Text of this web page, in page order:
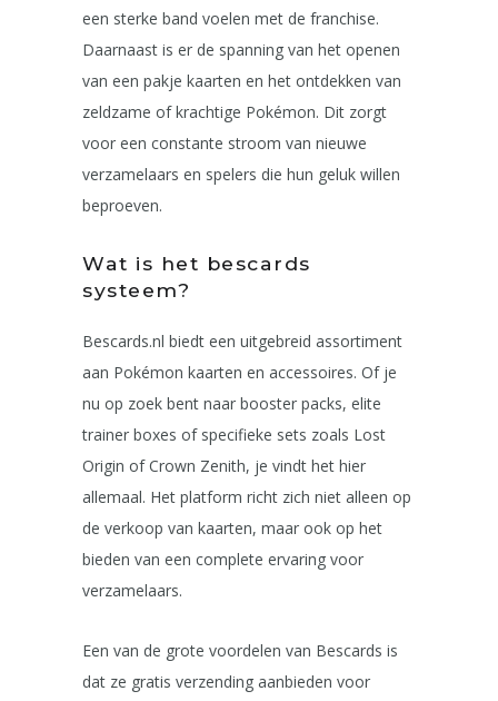
een sterke band voelen met de franchise.
Daarnaast is er de spanning van het openen
van een pakje kaarten en het ontdekken van
zeldzame of krachtige Pokémon. Dit zorgt
voor een constante stroom van nieuwe
verzamelaars en spelers die hun geluk willen
beproeven.
Wat is het bescards
systeem?
Bescards.nl biedt een uitgebreid assortiment
aan Pokémon kaarten en accessoires. Of je
nu op zoek bent naar booster packs, elite
trainer boxes of specifieke sets zoals Lost
Origin of Crown Zenith, je vindt het hier
allemaal. Het platform richt zich niet alleen op
de verkoop van kaarten, maar ook op het
bieden van een complete ervaring voor
verzamelaars.
Een van de grote voordelen van Bescards is
dat ze gratis verzending aanbieden voor